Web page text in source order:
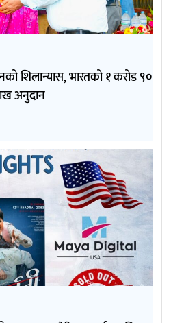
शिलान्यास, भारतको १ करोड ९०
अनुदान